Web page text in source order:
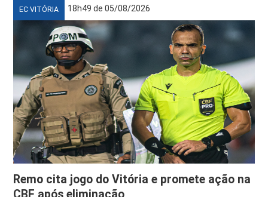
EC VITÓRIA 18h49 de 05/08/2026
Remo cita jogo do Vitória e promete ação na